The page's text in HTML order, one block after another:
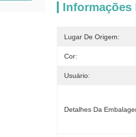
Informações
Lugar De Origem:
Cor:
Usuário:
Detalhes Da